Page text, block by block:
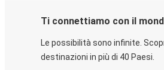
Ti connettiamo con il
Le possibilità sono infinite.
destinazioni in più di 40 Paesi.